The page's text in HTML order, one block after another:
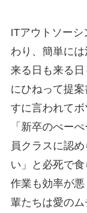
ITアウトソー
わり、簡単には
来る日も来る
にひねって提
すに言われて
「新卒のぺー
員クラスに認
い」と必死で食
作業も効率が
輩たちは愛の